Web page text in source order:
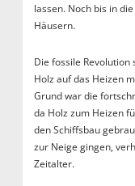
lassen. Noch bis in
Häusern.
Die fossile
Holz auf das Heizen
Grund war die
da Holz zum Heizen
den Schiffsbau
zur Neige gingen,
Zeitalter.